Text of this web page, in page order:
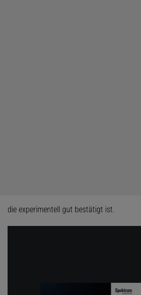
die experimentell gut bestätigt ist.